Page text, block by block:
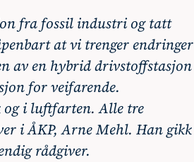
fra fossil industri og tatt
at vi trenger endringer
av en hybrid drivstoffstasjon
for veifarende.
og i luftfarten. Alle tre
i ÅKP, Arne Mehl. Han gikk
rådgiver.